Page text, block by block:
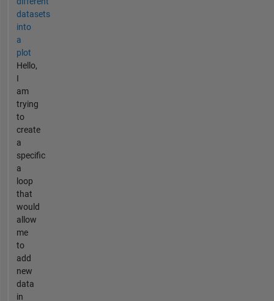
datasets
into
a
plot
Hello,
I
am
trying
to
create
a
specific
a
loop
that
would
allow
me
to
add
new
data
in